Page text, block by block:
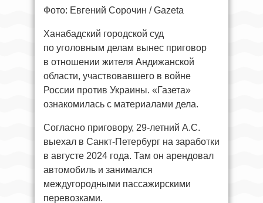
Фото: Евгений Сорочин / Gazeta
Ханабадский городской суд
по уголовным делам вынес приговор
в отношении жителя Андижанской
области, участвовавшего в войне
России против Украины. «Газета»
ознакомилась с материалами дела.
Согласно приговору, 29-летний А.С.
выехал в Санкт-Петербург на заработки
в августе 2024 года. Там он арендовал
автомобиль и занимался
междугородными пассажирскими
перевозками.